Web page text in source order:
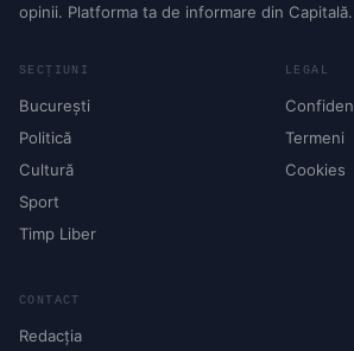
opinii. Platforma ta de informare din Capitală.
SECȚIUNI
București
Politică
Cultură
Sport
Timp Liber
LEGAL
Termeni
Cookies
CONTACT
Redacția